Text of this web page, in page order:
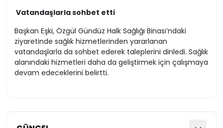
Vatandaşlarla sohbet etti
Başkan Eşki, Özgül Gündüz Halk Sağlığı Binası’ndaki
ziyaretinde sağlık hizmetlerinden yararlanan
vatandaşlarla da sohbet ederek taleplerini dinledi. Sağlık
alanındaki hizmetleri daha da geliştirmek için çalışmaya
devam edeceklerini belirtti.